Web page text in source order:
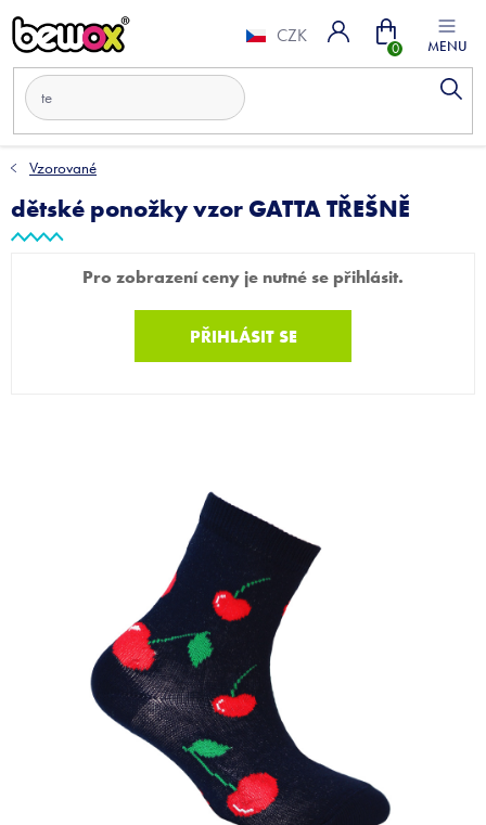
na
obsah
CZK Nákupní
Vzorované
dětské ponožky vzor GATTA TŘEŠNĚ
Pro zobrazení ceny je nutné se přihlásit.
PŘIHLÁSIT SE